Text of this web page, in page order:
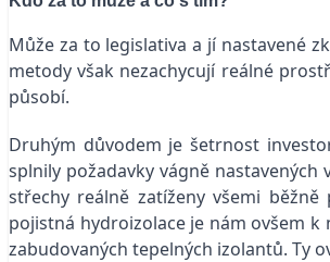
Může za to legislativa a jí nastavené
metody však nezachycují reálné
působí.
Druhým důvodem je šetrnost
splnily požadavky vágně
střechy reálně zatíženy všemi
pojistná hydroizolace je nám ovšem
zabudovaných tepelných izolantů. Ty